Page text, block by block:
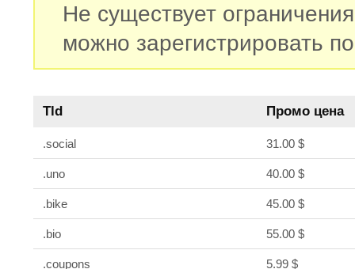
Не существует
можно зарегистрировать
Tld Промо цена
.social 31.00 $
.uno 40.00 $
.bike 45.00 $
.bio 55.00 $
.coupons 5.99 $